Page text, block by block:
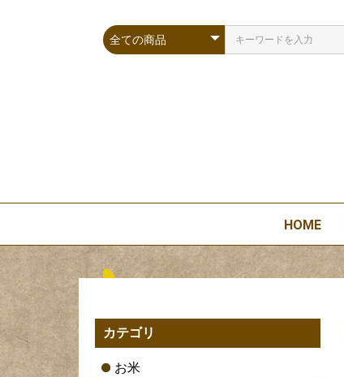
HOME
カテゴリ
お米